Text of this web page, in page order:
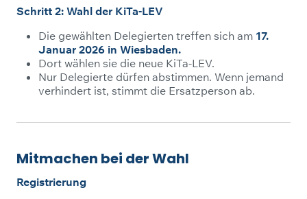
Schritt 2: Wahl der KiTa-LEV
Die gewählten Delegierten treffen sich am 17.
Januar 2026 in Wiesbaden.
Dort wählen sie die neue KiTa-LEV.
Nur Delegierte dürfen abstimmen. Wenn jemand
verhindert ist, stimmt die Ersatzperson ab.
Mitmachen bei der Wahl
Registrierung